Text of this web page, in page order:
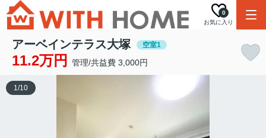
お気に入り
0
アーベインテラス大塚 空室1
11.2万円 管理/共益費 3,000円
1/10